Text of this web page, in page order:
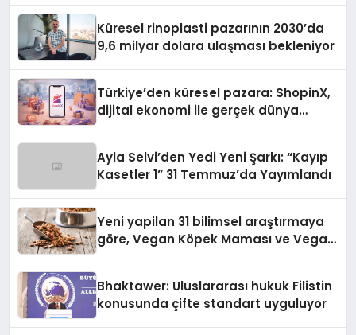
Küresel rinoplasti pazarının 2030’da
9,6 milyar dolara ulaşması bekleniyor
Türkiye’den küresel pazara: ShopinX,
dijital ekonomi ile gerçek dünya
Ayla Selvi’den Yedi Yeni Şarkı: “Kayıp
Kasetler 1” 31 Temmuz’da Yayımlandı
Yeni yapilan 31 bilimsel araştırmaya
göre, Vegan Köpek Maması ve Vegan
Bhaktawer: Uluslararası hukuk Filistin
konusunda çifte standart uyguluyor